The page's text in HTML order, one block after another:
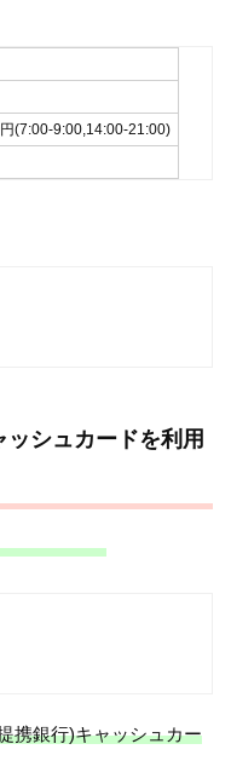
(7:00-9:00,14:00-21:00)
シュカードを利用
携銀行)キャッシュカー